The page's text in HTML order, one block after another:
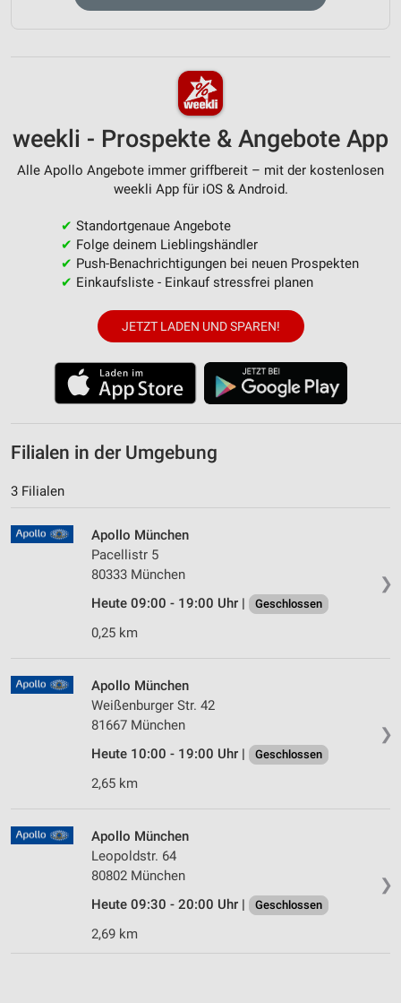
weekli - Prospekte & Angebote App
Alle Apollo Angebote immer griffbereit – mit der kostenlosen
weekli App für iOS & Android.
✔ Standortgenaue Angebote
✔ Folge deinem Lieblingshändler
✔ Push-Benachrichtigungen bei neuen Prospekten
✔ Einkaufsliste - Einkauf stressfrei planen
JETZT LADEN UND SPAREN!
Filialen in der Umgebung
3 Filialen
❯
Apollo München
Pacellistr 5
80333 München
Heute 09:00 - 19:00 Uhr |
Geschlossen
0,25 km
❯
Apollo München
Weißenburger Str. 42
81667 München
Heute 10:00 - 19:00 Uhr |
Geschlossen
2,65 km
❯
Apollo München
Leopoldstr. 64
80802 München
Heute 09:30 - 20:00 Uhr |
Geschlossen
2,69 km